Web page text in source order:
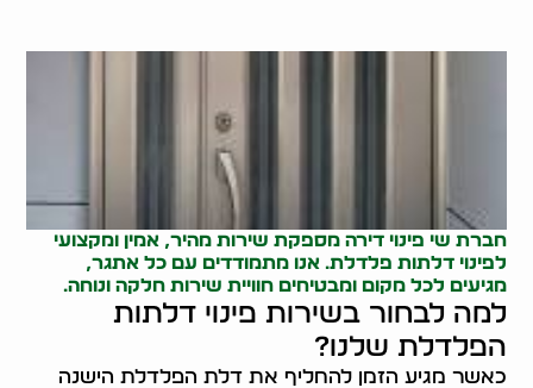
חברת שי פינוי דירה מספקת שירות מהיר, אמין ומקצועי
לפינוי דלתות פלדלת. אנו מתמודדים עם כל אתגר,
מגיעים לכל מקום ומבטיחים חוויית שירות חלקה ונוחה.
למה לבחור בשירות פינוי דלתות
הפלדלת שלנו?
כאשר מגיע הזמן להחליף את דלת הפלדלת הישנה